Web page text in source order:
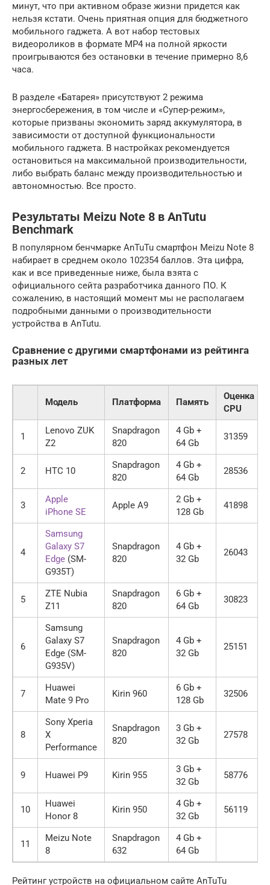
минут, что при активном образе жизни придется как
нельзя кстати. Очень приятная опция для бюджетного
мобильного гаджета. А вот набор тестовых
видеороликов в формате MP4 на полной яркости
проигрываются без остановки в течение примерно 8,6
часа.
В разделе «Батарея» присутствуют 2 режима
энергосбережения, в том числе и «Супер-режим»,
которые призваны экономить заряд аккумулятора, в
зависимости от доступной функциональности
мобильного гаджета. В настройках рекомендуется
остановиться на максимальной производительности,
либо выбрать баланс между производительностью и
автономностью. Все просто.
Результаты Meizu Note 8 в AnTutu
Benchmark
В популярном бенчмарке AnTuTu смартфон Meizu Note 8
набирает в среднем около 102354 баллов. Эта цифра,
как и все приведенные ниже, была взята с
официального сейта разработчика данного ПО. К
сожалению, в настоящий момент мы не располагаем
подробными данными о производительности
устройства в AnTutu.
Сравнение с другими смартфонами из рейтинга
разных лет
Модель Платформа Память
Оценка
CPU
1
Lenovo ZUK
Z2
Snapdragon
820
4 Gb +
64 Gb
31359
2 HTC 10
Snapdragon
820
4 Gb +
64 Gb
28536
3
Apple
iPhone SE
Apple A9
2 Gb +
128 Gb
41898
4
Samsung
Galaxy S7
Edge (SM-
G935T)
Snapdragon
820
4 Gb +
32 Gb
26043
5
ZTE Nubia
Z11
Snapdragon
820
6 Gb +
64 Gb
30823
6
Samsung
Galaxy S7
Edge (SM-
G935V)
Snapdragon
820
4 Gb +
32 Gb
25151
7
Huawei
Mate 9 Pro
Kirin 960
6 Gb +
128 Gb
32506
8
Sony Xperia
X
Performance
Snapdragon
820
3 Gb +
32 Gb
27578
9 Huawei P9 Kirin 955
3 Gb +
32 Gb
58776
10
Huawei
Honor 8
Kirin 950
4 Gb +
32 Gb
56119
11
Meizu Note
8
Snapdragon
632
4 Gb +
64 Gb
Рейтинг устройств на официальном сайте AnTuTu